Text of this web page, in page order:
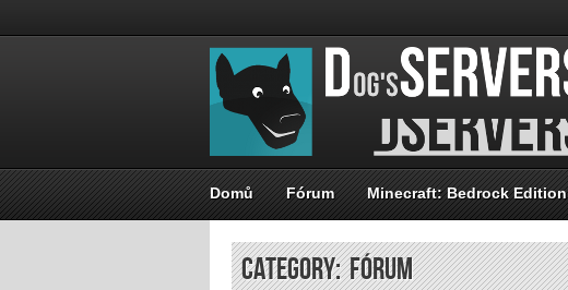
Domů Fórum Minecraft: Bedrock Edition
Category: Fórum